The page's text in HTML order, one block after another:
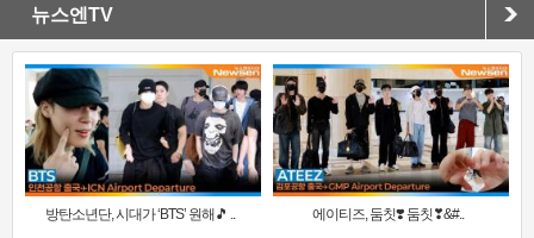
뉴스엔TV
방탄소년단, 시대가 ‘BTS’ 원해🎵 .. 에이티즈, 둠칫❣️ 둠칫❣&#..